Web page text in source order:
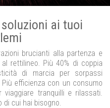
ai tuoi
brucianti alla partenza e
rettilineo. Più 40% di coppia
di marcia per sorpassi
efficienza con un consumo
tranquilli e rilassati.
di cui hai bisogno.